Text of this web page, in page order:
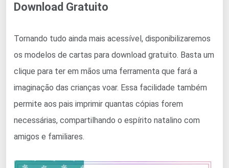
Download Gratuito
Tornando tudo ainda mais acessível, disponibilizaremos
os modelos de cartas para download gratuito. Basta um
clique para ter em mãos uma ferramenta que fará a
imaginação das crianças voar. Essa facilidade também
permite aos pais imprimir quantas cópias forem
necessárias, compartilhando o espírito natalino com
amigos e familiares.